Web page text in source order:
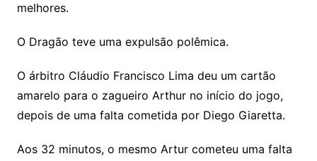
melhores.
O Dragão teve uma expulsão polêmica.
O árbitro Cláudio Francisco Lima deu um cartão
amarelo para o zagueiro Arthur no início do jogo,
depois de uma falta cometida por Diego Giaretta.
Aos 32 minutos, o mesmo Artur cometeu uma falta